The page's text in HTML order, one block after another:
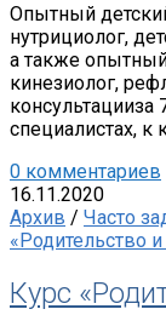
Опытный
нутрициолог,
а также
кинезиолог,
специалистах, к
0 комментариев
16.11.2020
Архив / Часто
«Родительство
Курс